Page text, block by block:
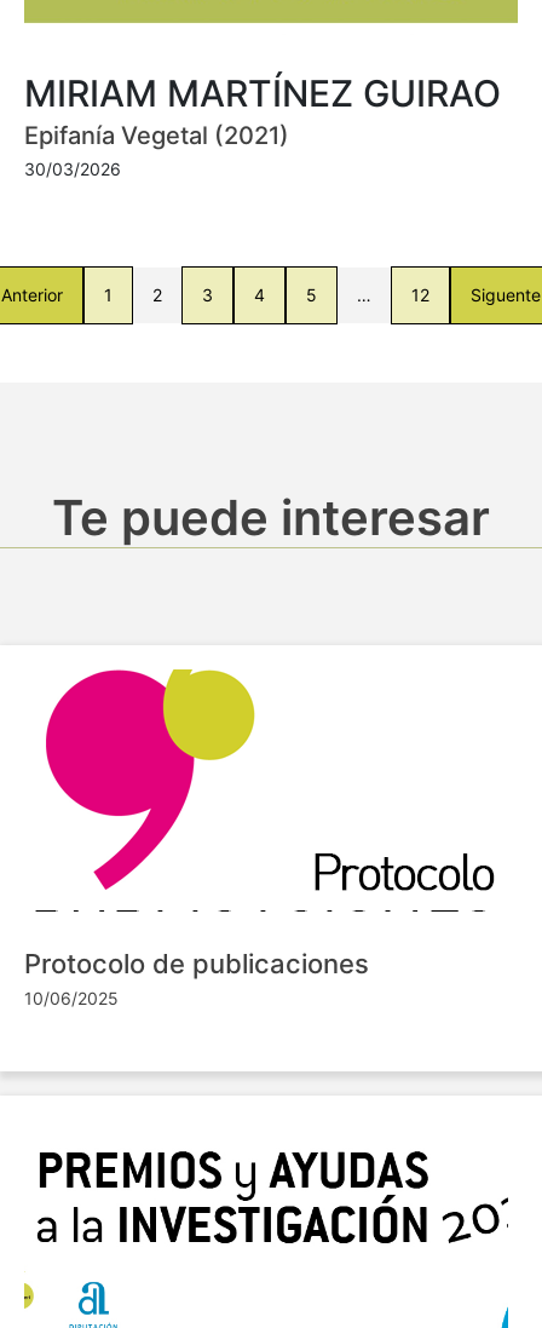
MIRIAM MARTÍNEZ GUIRAO
Epifanía Vegetal (2021)
30/03/2026
Anterior 1 2 3 4 5 … 12 Siguente
Te puede interesar
Protocolo de publicaciones
10/06/2025